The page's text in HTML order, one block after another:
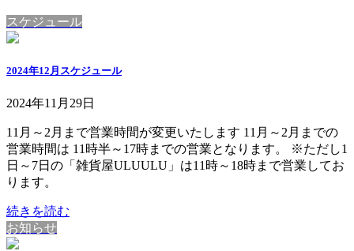
スケジュール
2024年12月スケジュール
2024年11月29日
11月～2月まで営業時間が変更いたします 11月～2月までの
営業時間は 11時半～17時までの営業となります。 ※ただし1
日～7日の「雑貨屋ULUULU」は11時～18時まで営業してお
ります。
続きを読む
お知らせ